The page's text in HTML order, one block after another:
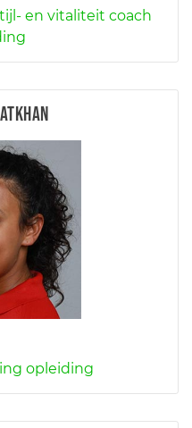
en vitaliteit coach
opleiding